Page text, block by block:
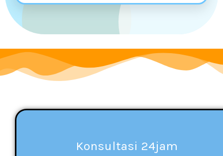
Konsultasi 24jam